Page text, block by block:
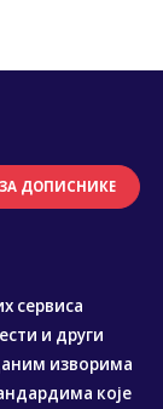
ЗА ДОПИСНИКЕ
сервиса
и други
изворима
које